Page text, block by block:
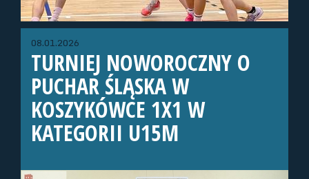
08.01.2026
TURNIEJ NOWOROCZNY O
PUCHAR ŚLĄSKA W
KOSZYKÓWCE 1X1 W
KATEGORII U15M